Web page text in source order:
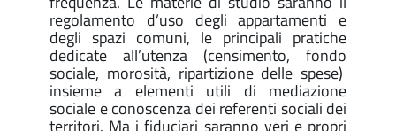
regolamento d’uso degli appartamenti e
degli spazi comuni, le principali pratiche
dedicate all’utenza (censimento, fondo
sociale, morosità, ripartizione delle spese)
insieme a elementi utili di mediazione
sociale e conoscenza dei referenti sociali dei
territori. Ma i fiduciari saranno veri e propri